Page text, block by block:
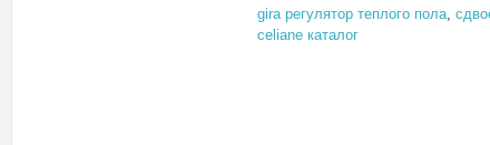
gira регулятор теплого пола,
celiane каталог